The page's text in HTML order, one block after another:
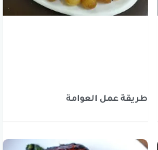
طريقة عمل العوامة